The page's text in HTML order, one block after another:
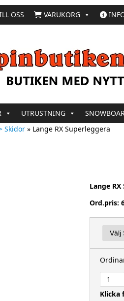
OSS VARUKORG
UTRUSTNING
Skidor » Lange RX Superleggera
Lange
Ord.pris:
Klicka